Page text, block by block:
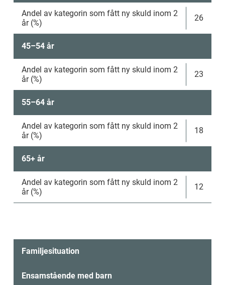
Andel av kategorin som fått ny skuld inom 2
år (%)
26
45–54 år
Andel av kategorin som fått ny skuld inom 2
år (%)
23
55–64 år
Andel av kategorin som fått ny skuld inom 2
år (%)
18
65+ år
Andel av kategorin som fått ny skuld inom 2
år (%)
12
Familjesituation
Ensamstående med barn